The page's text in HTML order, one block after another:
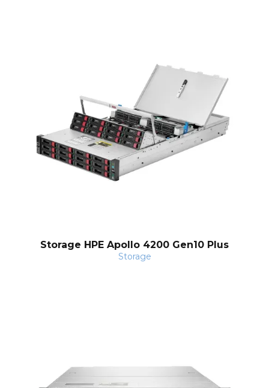
Storage HPE Apollo 4200 Gen10 Plus
Storage